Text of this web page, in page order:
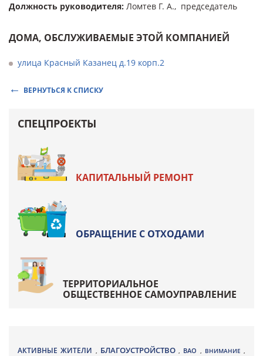
Должность руководителя: Ломтев Г. А., председатель
ДОМА, ОБСЛУЖИВАЕМЫЕ ЭТОЙ КОМПАНИЕЙ
улица Красный Казанец д.19 корп.2
ВЕРНУТЬСЯ К СПИСКУ
СПЕЦПРОЕКТЫ
КАПИТАЛЬНЫЙ РЕМОНТ
ОБРАЩЕНИЕ С ОТХОДАМИ
ТЕРРИТОРИАЛЬНОЕ
ОБЩЕСТВЕННОЕ САМОУПРАВЛЕНИЕ
АКТИВНЫЕ ЖИТЕЛИ , БЛАГОУСТРОЙСТВО , ВАО , ВНИМАНИЕ ,